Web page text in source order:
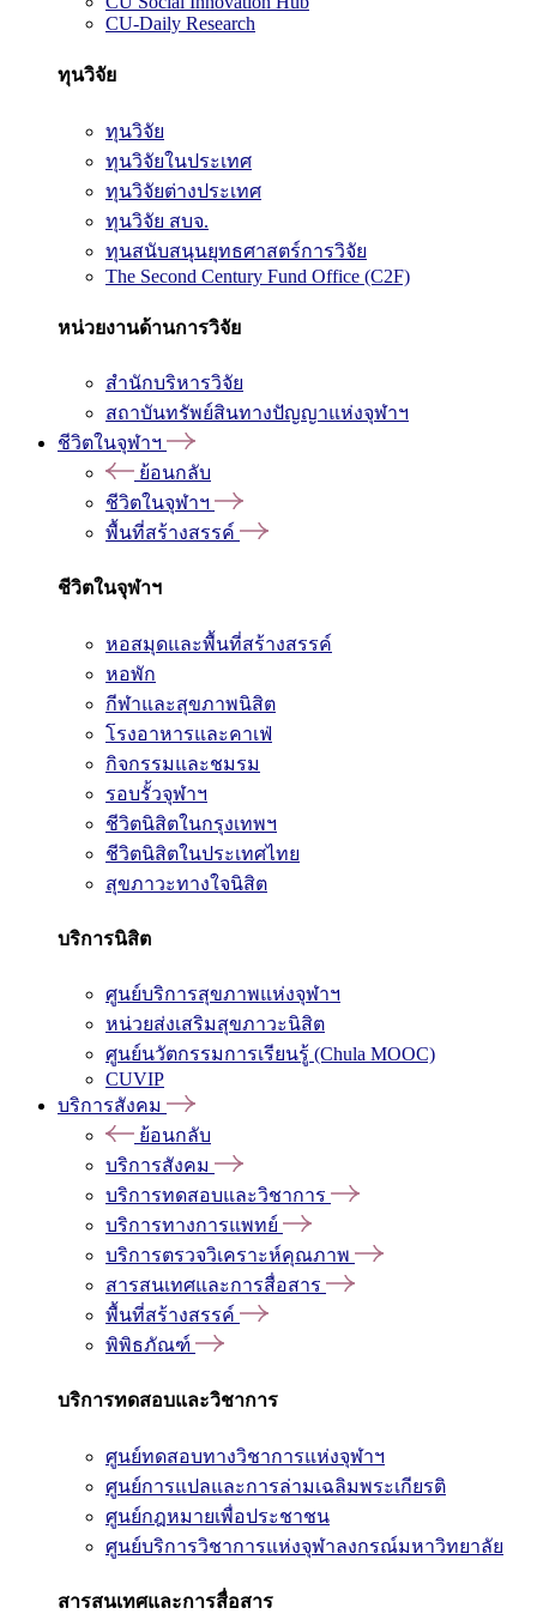
CU-Daily Research
ทุนวิจัย
ทุนวิจัย
ทุนวิจัยในประเทศ
ทุนวิจัยต่างประเทศ
ทุนวิจัย สบจ.
ทุนสนับสนุนยุทธศาสตร์การวิจัย
The Second Century Fund Office (C2F)
หน่วยงานด้านการวิจัย
สำนักบริหารวิจัย
สถาบันทรัพย์สินทางปัญญาแห่งจุฬาฯ
ชีวิตในจุฬาฯ
ย้อนกลับ
ชีวิตในจุฬาฯ
พื้นที่สร้างสรรค์
ชีวิตในจุฬาฯ
หอสมุดและพื้นที่สร้างสรรค์
หอพัก
กีฬาและสุขภาพนิสิต
โรงอาหารและคาเฟ่
กิจกรรมและชมรม
รอบรั้วจุฬาฯ
ชีวิตนิสิตในกรุงเทพฯ
ชีวิตนิสิตในประเทศไทย
สุขภาวะทางใจนิสิต
บริการนิสิต
ศูนย์บริการสุขภาพแห่งจุฬาฯ
หน่วยส่งเสริมสุขภาวะนิสิต
ศูนย์นวัตกรรมการเรียนรู้ (Chula MOOC)
CUVIP
บริการสังคม
ย้อนกลับ
บริการสังคม
บริการทดสอบและวิชาการ
บริการทางการแพทย์
บริการตรวจวิเคราะห์คุณภาพ
สารสนเทศและการสื่อสาร
พื้นที่สร้างสรรค์
พิพิธภัณฑ์
บริการทดสอบและวิชาการ
ศูนย์ทดสอบทางวิชาการแห่งจุฬาฯ
ศูนย์การแปลและการล่ามเฉลิมพระเกียรติ
ศูนย์กฎหมายเพื่อประชาชน
ศูนย์บริการวิชาการแห่งจุฬาลงกรณ์มหาวิทยาลัย
สารสนเทศและการสื่อสาร